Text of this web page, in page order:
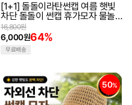
[1+1] 돌돌이라탄썬캡 여름 햇빛
차단 돌돌이 썬캡 휴가모자 물놀
이 여성모자 와이드버킷햇
6,000원64%
16,800원
무료배송
50%